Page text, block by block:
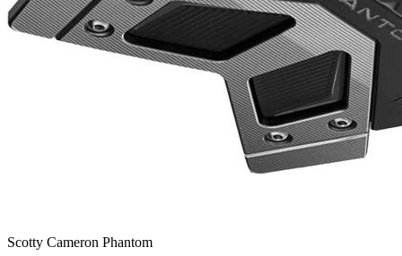
Scotty Cameron Phantom